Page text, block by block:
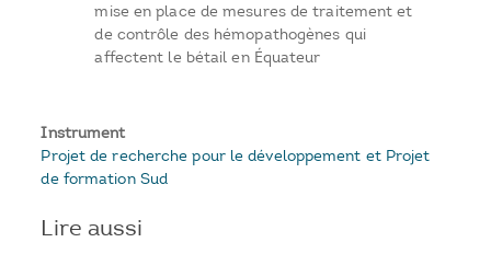
mise en place de mesures de traitement et
de contrôle des hémopathogènes qui
affectent le bétail en Équateur
Instrument
Projet de recherche pour le développement et Projet
de formation Sud
Lire aussi